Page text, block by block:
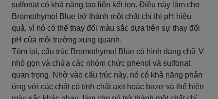
sulfonat có khả năng tạo liên kết ion. Điều này làm cho
Bromothymol Blue trở thành một chất chỉ thị pH hiệu
quả, vì nó có thể thay đổi màu sắc dựa trên sự thay đổi
pH của môi trường xung quanh.
Tóm lại, cấu trúc Bromothymol Blue có hình dạng chữ V
nhỏ gọn và chứa các nhóm chức phenol và sulfonat
quan trọng. Nhờ vào cấu trúc này, nó có khả năng phản
ứng với các chất có tính chất axit hoặc bazơ và thể hiện